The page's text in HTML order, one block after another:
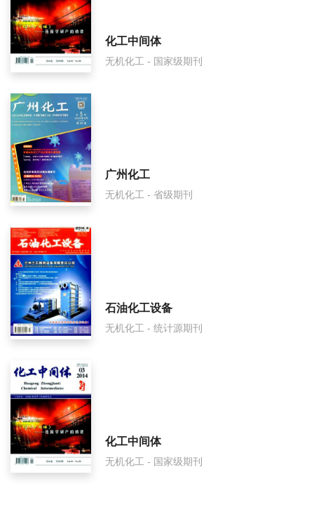
化工中间体
无机化工 - 国家级期刊
广州化工
无机化工 - 省级期刊
石油化工设备
无机化工 - 统计源期刊
化工中间体
无机化工 - 国家级期刊